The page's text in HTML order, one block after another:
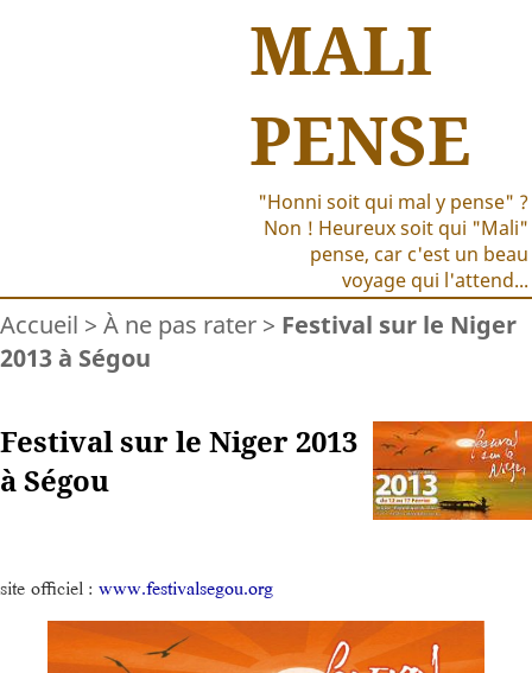
MALI
PENSE
"Honni soit qui mal y pense" ?
Non ! Heureux soit qui "Mali"
pense, car c'est un beau
voyage qui l'attend...
Accueil > À ne pas rater > Festival sur le Niger
2013 à Ségou
Festival sur le Niger 2013
à Ségou
site officiel : www.festivalsegou.org